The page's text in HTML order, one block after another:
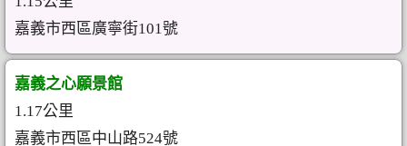
嘉義市西區廣寧街101號
嘉義之心願景館
1.17公里
嘉義市西區中山路524號